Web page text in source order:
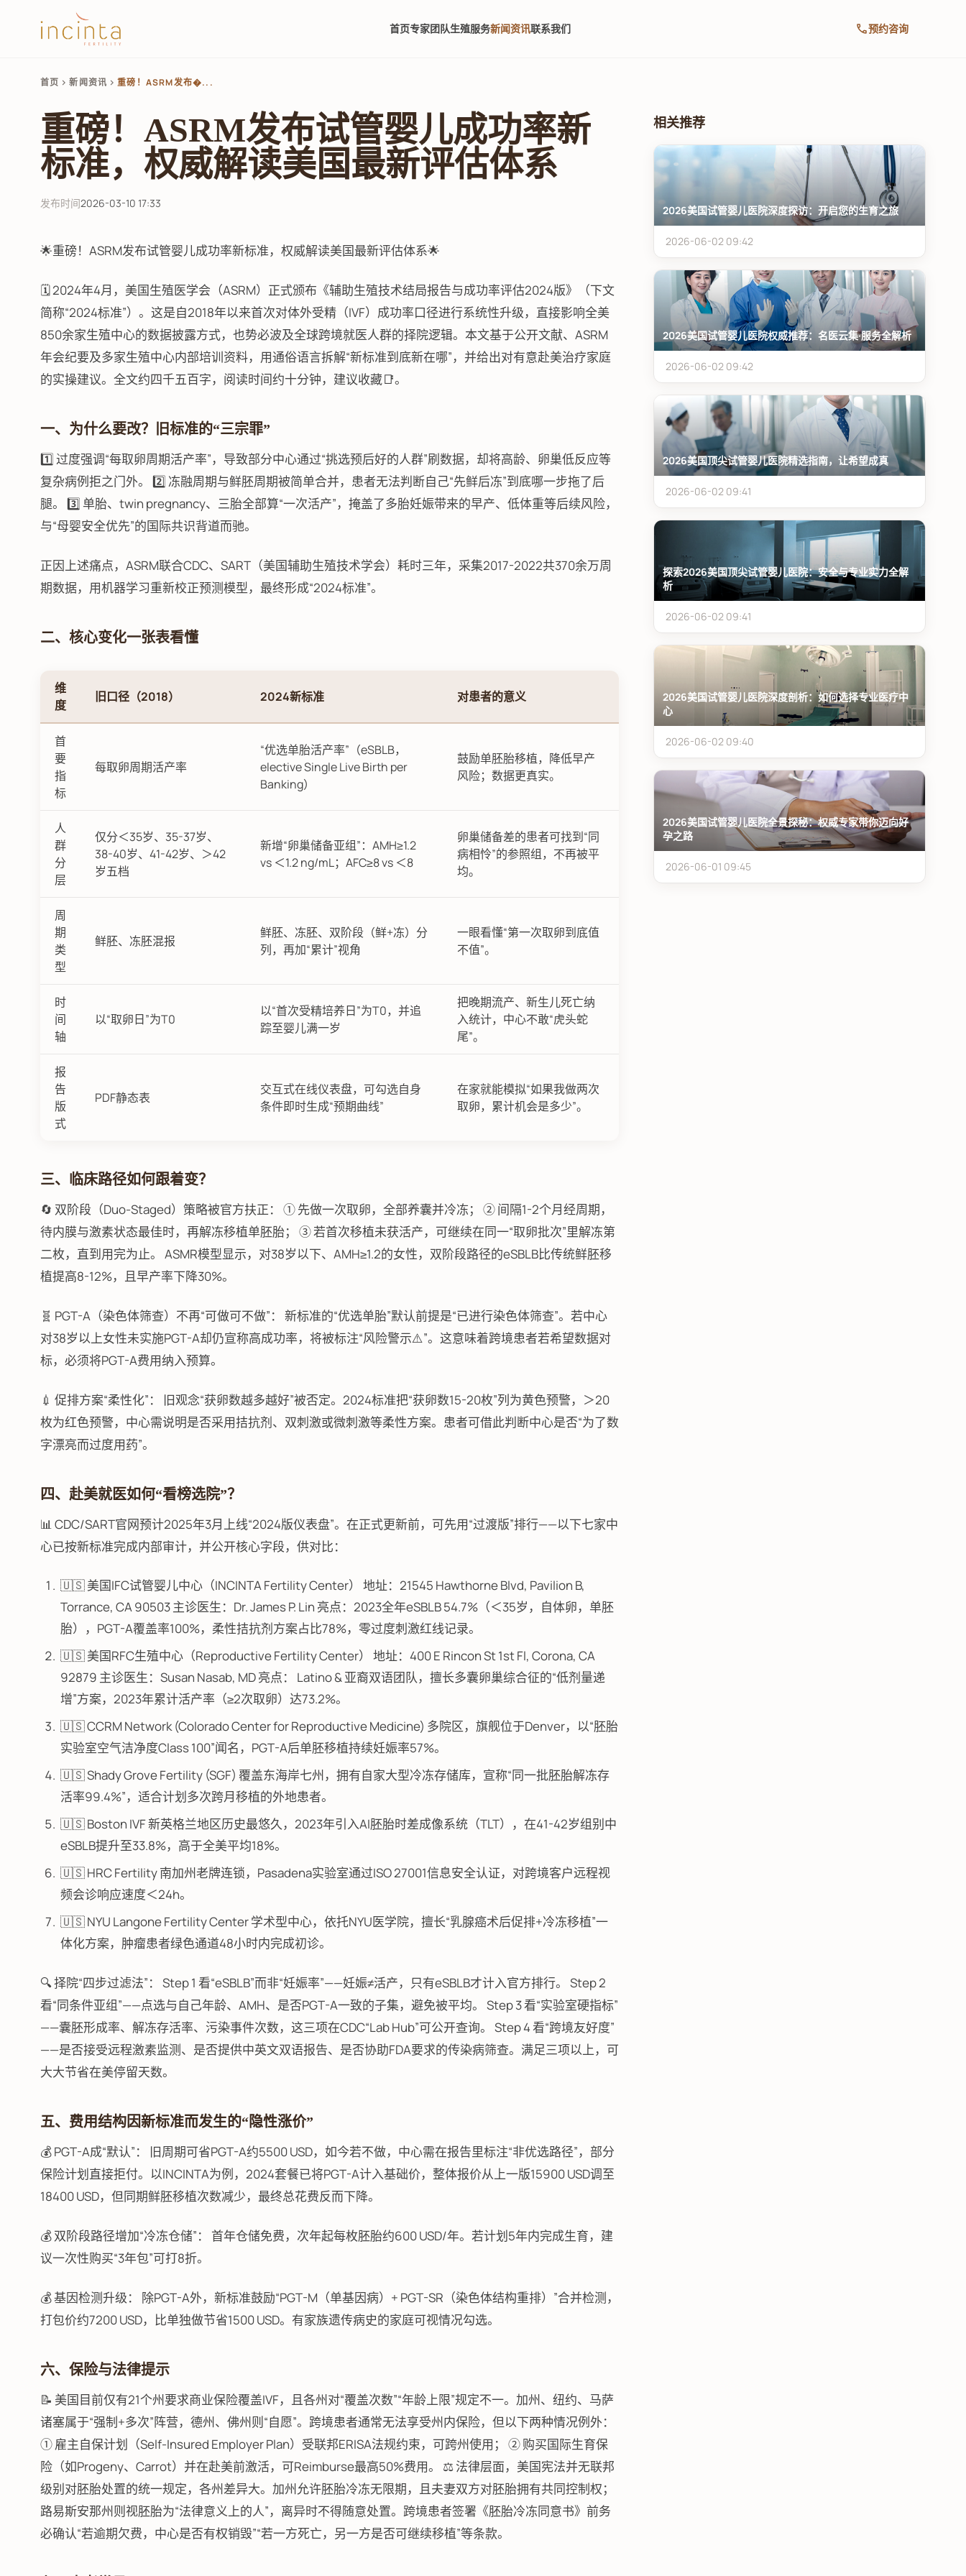
首页专家团队生殖服务新闻资讯联系我们 call预约咨询
首页 chevron_right新闻资讯 chevron_right重磅！ASRM发布�...
重磅！ASRM发布试管婴儿成功率新
标准，权威解读美国最新评估体系
发布时间2026-03-10 17:33
🌟重磅！ASRM发布试管婴儿成功率新标准，权威解读美国最新评估体系🌟
🗓️ 2024年4月，美国生殖医学会（ASRM）正式颁布《辅助生殖技术结局报告与成功率评估2024版》（下文
简称“2024标准”）。这是自2018年以来首次对体外受精（IVF）成功率口径进行系统性升级，直接影响全美
850余家生殖中心的数据披露方式，也势必波及全球跨境就医人群的择院逻辑。本文基于公开文献、ASRM
年会纪要及多家生殖中心内部培训资料，用通俗语言拆解“新标准到底新在哪”，并给出对有意赴美治疗家庭
的实操建议。全文约四千五百字，阅读时间约十分钟，建议收藏📑。
一、为什么要改？旧标准的“三宗罪”
1️⃣ 过度强调“每取卵周期活产率”，导致部分中心通过“挑选预后好的人群”刷数据，却将高龄、卵巢低反应等
复杂病例拒之门外。 2️⃣ 冻融周期与鲜胚周期被简单合并，患者无法判断自己“先鲜后冻”到底哪一步拖了后
腿。 3️⃣ 单胎、twin pregnancy、三胎全部算“一次活产”，掩盖了多胎妊娠带来的早产、低体重等后续风险，
与“母婴安全优先”的国际共识背道而驰。
正因上述痛点，ASRM联合CDC、SART（美国辅助生殖技术学会）耗时三年，采集2017-2022共370余万周
期数据，用机器学习重新校正预测模型，最终形成“2024标准”。
二、核心变化一张表看懂
维
度
旧口径（2018） 2024新标准 对患者的意义
首
要
指
标
每取卵周期活产率
“优选单胎活产率”（eSBLB，
elective Single Live Birth per
Banking）
鼓励单胚胎移植，降低早产
风险；数据更真实。
人
群
分
层
仅分＜35岁、35-37岁、
38-40岁、41-42岁、＞42
岁五档
新增“卵巢储备亚组”：AMH≥1.2
vs ＜1.2 ng/mL；AFC≥8 vs ＜8
卵巢储备差的患者可找到“同
病相怜”的参照组，不再被平
均。
周
期
类
型
鲜胚、冻胚混报
鲜胚、冻胚、双阶段（鲜+冻）分
列，再加“累计”视角
一眼看懂“第一次取卵到底值
不值”。
时
间
轴
以“取卵日”为T0
以“首次受精培养日”为T0，并追
踪至婴儿满一岁
把晚期流产、新生儿死亡纳
入统计，中心不敢“虎头蛇
尾”。
报
告
版
式
PDF静态表
交互式在线仪表盘，可勾选自身
条件即时生成“预期曲线”
在家就能模拟“如果我做两次
取卵，累计机会是多少”。
三、临床路径如何跟着变？
🔄 双阶段（Duo-Staged）策略被官方扶正： ① 先做一次取卵，全部养囊并冷冻； ② 间隔1-2个月经周期，
待内膜与激素状态最佳时，再解冻移植单胚胎； ③ 若首次移植未获活产，可继续在同一“取卵批次”里解冻第
二枚，直到用完为止。 ASMR模型显示，对38岁以下、AMH≥1.2的女性，双阶段路径的eSBLB比传统鲜胚移
植提高8-12%，且早产率下降30%。
🧬 PGT-A（染色体筛查）不再“可做可不做”： 新标准的“优选单胎”默认前提是“已进行染色体筛查”。若中心
对38岁以上女性未实施PGT-A却仍宣称高成功率，将被标注“风险警示⚠️”。这意味着跨境患者若希望数据对
标，必须将PGT-A费用纳入预算。
💉 促排方案“柔性化”： 旧观念“获卵数越多越好”被否定。2024标准把“获卵数15-20枚”列为黄色预警，＞20
枚为红色预警，中心需说明是否采用拮抗剂、双刺激或微刺激等柔性方案。患者可借此判断中心是否“为了数
字漂亮而过度用药”。
四、赴美就医如何“看榜选院”？
📊 CDC/SART官网预计2025年3月上线“2024版仪表盘”。在正式更新前，可先用“过渡版”排行——以下七家中
心已按新标准完成内部审计，并公开核心字段，供对比：
🇺🇸 美国IFC试管婴儿中心（INCINTA Fertility Center） 地址：21545 Hawthorne Blvd, Pavilion B,
Torrance, CA 90503 主诊医生：Dr. James P. Lin 亮点：2023全年eSBLB 54.7%（＜35岁，自体卵，单胚
胎），PGT-A覆盖率100%，柔性拮抗剂方案占比78%，零过度刺激红线记录。
🇺🇸 美国RFC生殖中心（Reproductive Fertility Center） 地址：400 E Rincon St 1st Fl, Corona, CA
92879 主诊医生：Susan Nasab, MD 亮点： Latino & 亚裔双语团队，擅长多囊卵巢综合征的“低剂量递
增”方案，2023年累计活产率（≥2次取卵）达73.2%。
🇺🇸 CCRM Network (Colorado Center for Reproductive Medicine) 多院区，旗舰位于Denver，以“胚胎
实验室空气洁净度Class 100”闻名，PGT-A后单胚移植持续妊娠率57%。
🇺🇸 Shady Grove Fertility (SGF) 覆盖东海岸七州，拥有自家大型冷冻存储库，宣称“同一批胚胎解冻存
活率99.4%”，适合计划多次跨月移植的外地患者。
🇺🇸 Boston IVF 新英格兰地区历史最悠久，2023年引入AI胚胎时差成像系统（TLT），在41-42岁组别中
eSBLB提升至33.8%，高于全美平均18%。
🇺🇸 HRC Fertility 南加州老牌连锁，Pasadena实验室通过ISO 27001信息安全认证，对跨境客户远程视
频会诊响应速度＜24h。
🇺🇸 NYU Langone Fertility Center 学术型中心，依托NYU医学院，擅长“乳腺癌术后促排+冷冻移植”一
体化方案，肿瘤患者绿色通道48小时内完成初诊。
🔍 择院“四步过滤法”： Step 1 看“eSBLB”而非“妊娠率”——妊娠≠活产，只有eSBLB才计入官方排行。 Step 2
看“同条件亚组”——点选与自己年龄、AMH、是否PGT-A一致的子集，避免被平均。 Step 3 看“实验室硬指标”
——囊胚形成率、解冻存活率、污染事件次数，这三项在CDC“Lab Hub”可公开查询。 Step 4 看“跨境友好度”
——是否接受远程激素监测、是否提供中英文双语报告、是否协助FDA要求的传染病筛查。满足三项以上，可
大大节省在美停留天数。
五、费用结构因新标准而发生的“隐性涨价”
💰 PGT-A成“默认”： 旧周期可省PGT-A约5500 USD，如今若不做，中心需在报告里标注“非优选路径”，部分
保险计划直接拒付。以INCINTA为例，2024套餐已将PGT-A计入基础价，整体报价从上一版15900 USD调至
18400 USD，但同期鲜胚移植次数减少，最终总花费反而下降。
💰 双阶段路径增加“冷冻仓储”： 首年仓储免费，次年起每枚胚胎约600 USD/年。若计划5年内完成生育，建
议一次性购买“3年包”可打8折。
💰 基因检测升级： 除PGT-A外，新标准鼓励“PGT-M（单基因病）+ PGT-SR（染色体结构重排）”合并检测，
打包价约7200 USD，比单独做节省1500 USD。有家族遗传病史的家庭可视情况勾选。
六、保险与法律提示
📝 美国目前仅有21个州要求商业保险覆盖IVF，且各州对“覆盖次数”“年龄上限”规定不一。加州、纽约、马萨
诸塞属于“强制+多次”阵营，德州、佛州则“自愿”。跨境患者通常无法享受州内保险，但以下两种情况例外：
① 雇主自保计划（Self-Insured Employer Plan）受联邦ERISA法规约束，可跨州使用； ② 购买国际生育保
险（如Progeny、Carrot）并在赴美前激活，可Reimburse最高50%费用。 ⚖️ 法律层面，美国宪法并无联邦
级别对胚胎处置的统一规定，各州差异大。加州允许胚胎冷冻无限期，且夫妻双方对胚胎拥有共同控制权；
路易斯安那州则视胚胎为“法律意义上的人”，离异时不得随意处置。跨境患者签署《胚胎冷冻同意书》前务
必确认“若逾期欠费，中心是否有权销毁”“若一方死亡，另一方是否可继续移植”等条款。
相关推荐
2026美国试管婴儿医院深度探访：开启您的生育之旅
2026-06-02 09:42
2026美国试管婴儿医院权威推荐：名医云集·服务全解析
2026-06-02 09:42
2026美国顶尖试管婴儿医院精选指南，让希望成真
2026-06-02 09:41
探索2026美国顶尖试管婴儿医院：安全与专业实力全解
析
2026-06-02 09:41
2026美国试管婴儿医院深度剖析：如何选择专业医疗中
心
2026-06-02 09:40
2026美国试管婴儿医院全景探秘：权威专家带你迈向好
孕之路
2026-06-01 09:45